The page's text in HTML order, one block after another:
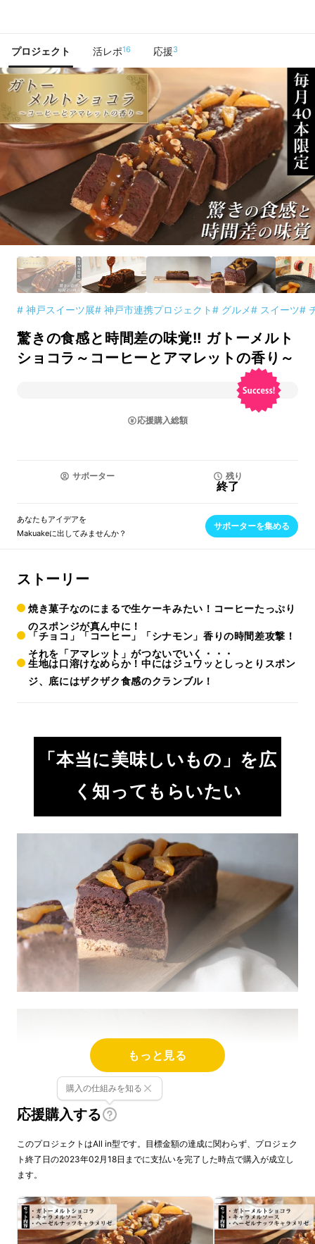
プロジェクト 活レポ16 応援3
# 神戸スイーツ展# 神戸市連携プロジェクト# グルメ# スイーツ#
驚きの食感と時間差の味覚!! ガトーメルト
ショコラ～コーヒーとアマレットの香り～
応援購入総額
サポーター 残り
終了
あなたもアイデアを
Makuakeに出してみませんか？
サポーターを集める
ストーリー
焼き菓子なのにまるで生ケーキみたい！コーヒーたっぷり
のスポンジが真ん中に！
「チョコ」「コーヒー」「シナモン」香りの時間差攻撃！
それを「アマレット」がつないでいく・・・
生地は口溶けなめらか！中にはジュワッとしっとりスポン
ジ、底にはザクザク食感のクランブル！
「本当に美味しいもの」を広
く知ってもらいたい
もっと見る
応援購入する
購入の仕組みを知る
このプロジェクトはAll in型です。目標金額の達成に関わらず、プロジェク
ト終了日の2023年02月18日までに支払いを完了した時点で購入が成立し
ます。